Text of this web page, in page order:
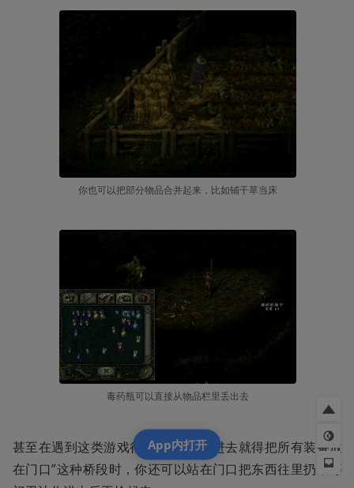
你也可以把部分物品合并起来，比如铺干草当床
毒药瓶可以直接从物品栏里丢出去
甚至在遇到这类游戏很传统的“你要进去就得把所有装备放
在门口”这种桥段时，你还可以站在门口把东西往里扔，等
App内打开